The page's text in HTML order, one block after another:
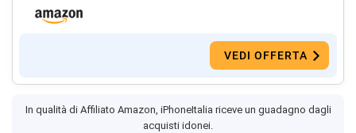
VEDI OFFERTA
In qualità di Affiliato Amazon, iPhoneItalia riceve un guadagno dagli
acquisti idonei.